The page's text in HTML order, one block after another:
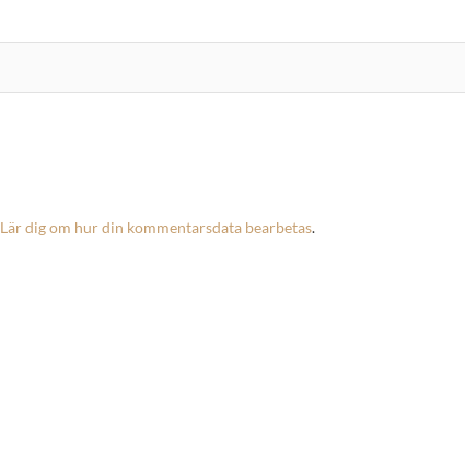
Lär dig om hur din kommentarsdata bearbetas.